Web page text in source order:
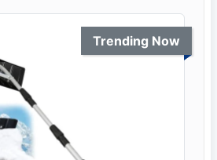
Trending Now